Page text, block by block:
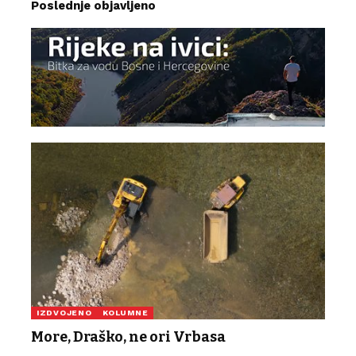
Poslednje objavljeno
IZDVOJENO KOLUMNE
More, Draško, ne ori Vrbasa